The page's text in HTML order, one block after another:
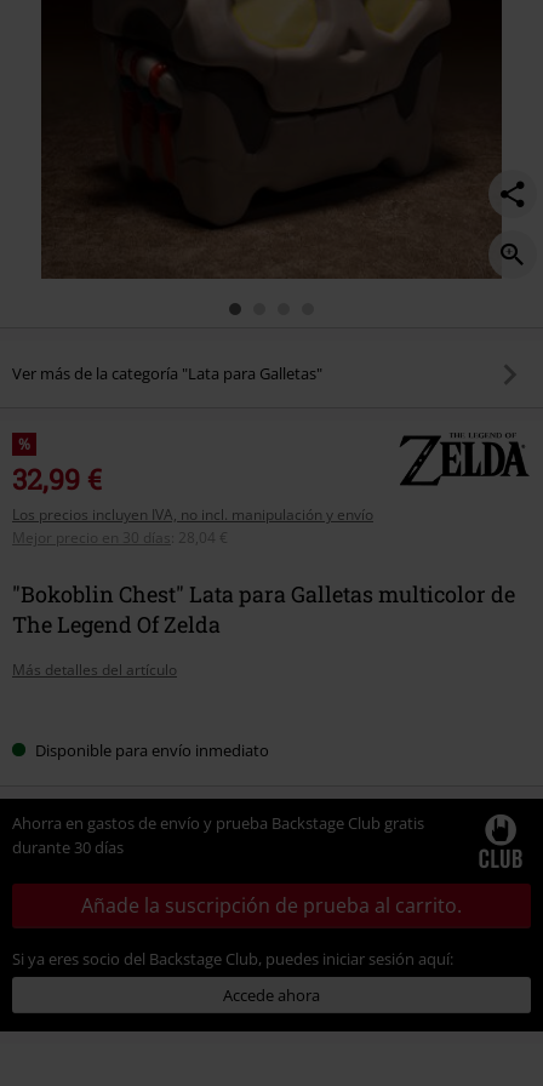
Ver más de la categoría "Lata para Galletas"
%
32,99 €
Los precios incluyen IVA, no incl. manipulación y envío
Mejor precio en 30 días
28,04 €
"Bokoblin Chest" Lata para Galletas multicolor de
The Legend Of Zelda
Más detalles del artículo
tu Disponible para envío inmediato
Ahorra en gastos de envío y prueba Backstage Club gratis
durante 30 días
Añade la suscripción de prueba al carrito.
Si ya eres socio del Backstage Club, puedes iniciar sesión aquí:
Accede ahora